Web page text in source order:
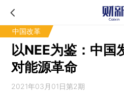
中国改革
以NEE为鉴：中国
对能源革命
2021年03月01日第2期